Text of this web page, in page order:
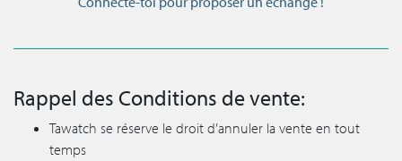
Rappel des Conditions de vente:
Tawatch se réserve le droit d’annuler la vente en tout
temps